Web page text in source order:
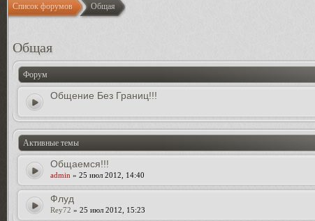
Список форумов Общая
Общая
Форум
Общение Без Границ!!!
Активные темы
Общаемся!!!
admin » 25 июл 2012, 14:40
Флуд
Rey72 » 25 июл 2012, 15:23